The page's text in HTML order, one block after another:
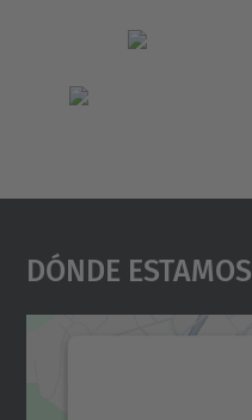
Dónde Estamos